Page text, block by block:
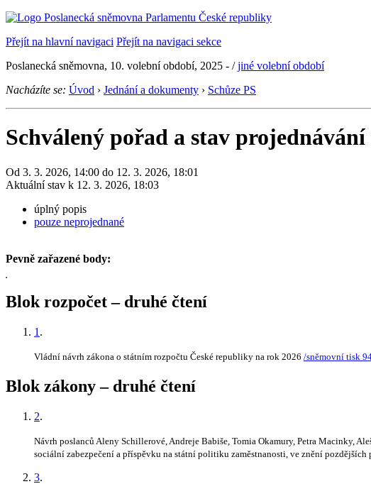
Přejít na hlavní navigaci Přejít na navigaci sekce
Poslanecká sněmovna, 10. volební období, 2025 - /jiné volební období
Nacházíte se: Úvod › Jednání a dokumenty › Schůze PS
Schválený pořad a stav projednávání
Od 3. 3. 2026, 14:00 do 12. 3. 2026, 18:01
Aktuální stav k 12. 3. 2026, 18:03
úplný popis
pouze neprojednané
Pevně zařazené body:
Blok rozpočet – druhé čtení
1 .
Vládní návrh zákona o státním rozpočtu České republiky na rok 2026 /sněmovní tisk
Blok zákony – druhé čtení
2.
Návrh poslanců Aleny Schillerové, Andreje Babiše, Tomia Okamury, Petra Macinky,
sociální zabezpečení a příspěvku na státní politiku zaměstnanosti, ve znění pozdějších
3.